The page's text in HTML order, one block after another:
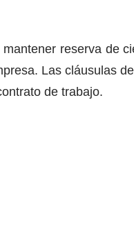
reserva de
Las cláusulas
de trabajo.